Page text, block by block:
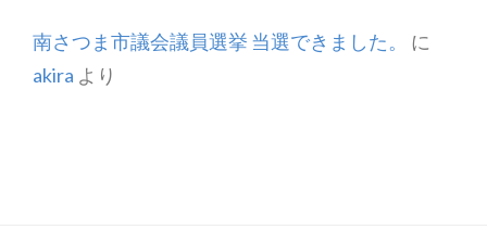
南さつま市議会議員選挙 当選できました。
に
akira より